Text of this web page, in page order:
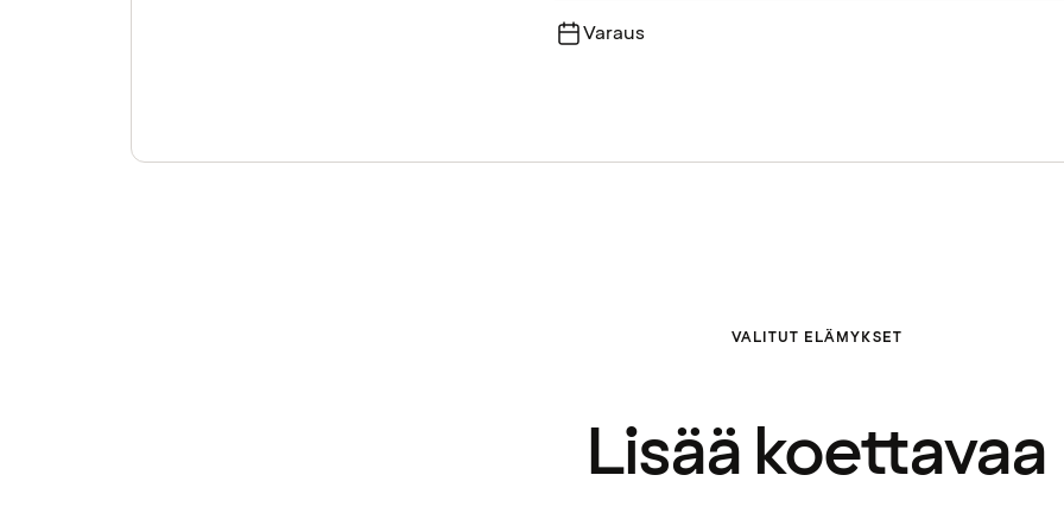
Varaus
VALITUT ELÄMYKSET
Lisää koettavaa